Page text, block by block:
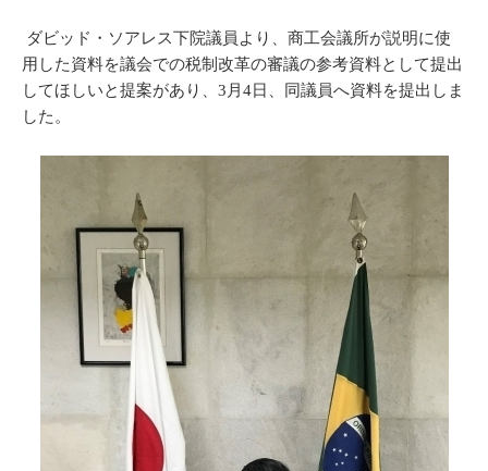
ダビッド・ソアレス下院議員より、商工会議所が説明に使
用した資料を議会での税制改革の審議の参考資料として提出
してほしいと提案があり、3月4日、同議員へ資料を提出しま
した。